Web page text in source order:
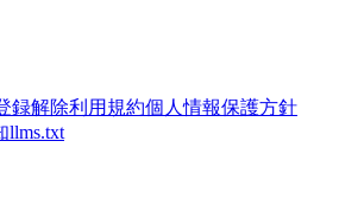
録解除利用規約個人情報保護方針
llms.txt